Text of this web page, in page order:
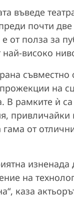
въведе
почти две
от полза за
най-високо
съвместно
на
В рамките ѝ
привличайки
от
на
каза